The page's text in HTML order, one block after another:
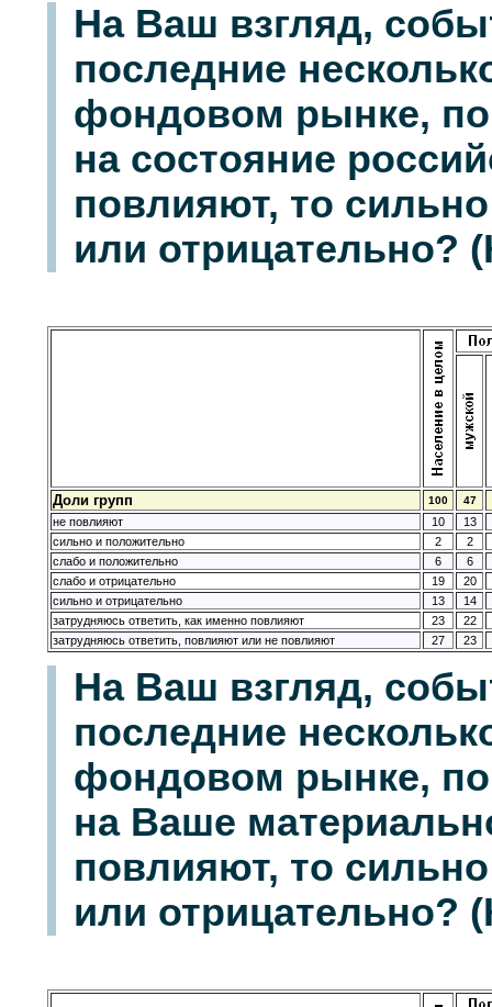
На Ваш взгляд,
последние
фондовом рынке,
на состояние
повлияют, то
или отрицательно?
Доли групп 100 47
не повлияют 10
13
сильно и положительно
2
2
слабо и положительно
6
6
слабо и отрицательно
19 20
сильно и отрицательно
13 14
затрудняюсь ответить, как именно повлияют
23 22
затрудняюсь ответить, повлияют или не повлияют
27 23
На Ваш взгляд,
последние
фондовом рынке,
на Ваше
повлияют, то
или отрицательно?